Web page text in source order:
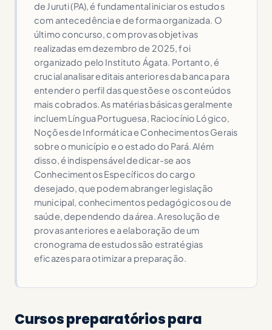
de Juruti (PA), é fundamental iniciar os estudos
com antecedência e de forma organizada. O
último concurso, com provas objetivas
realizadas em dezembro de 2025, foi
organizado pelo Instituto Ágata. Portanto, é
crucial analisar editais anteriores da banca para
entender o perfil das questões e os conteúdos
mais cobrados. As matérias básicas geralmente
incluem Língua Portuguesa, Raciocínio Lógico,
Noções de Informática e Conhecimentos Gerais
sobre o município e o estado do Pará. Além
disso, é indispensável dedicar-se aos
Conhecimentos Específicos do cargo
desejado, que podem abranger legislação
municipal, conhecimentos pedagógicos ou de
saúde, dependendo da área. A resolução de
provas anteriores e a elaboração de um
cronograma de estudos são estratégias
eficazes para otimizar a preparação.
Cursos preparatórios para